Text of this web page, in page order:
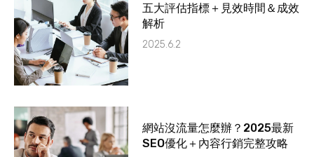
五大評估指標＋見效時間＆成效
解析
2025.6.2
網站沒流量怎麼辦？2025最新
SEO優化＋內容行銷完整攻略